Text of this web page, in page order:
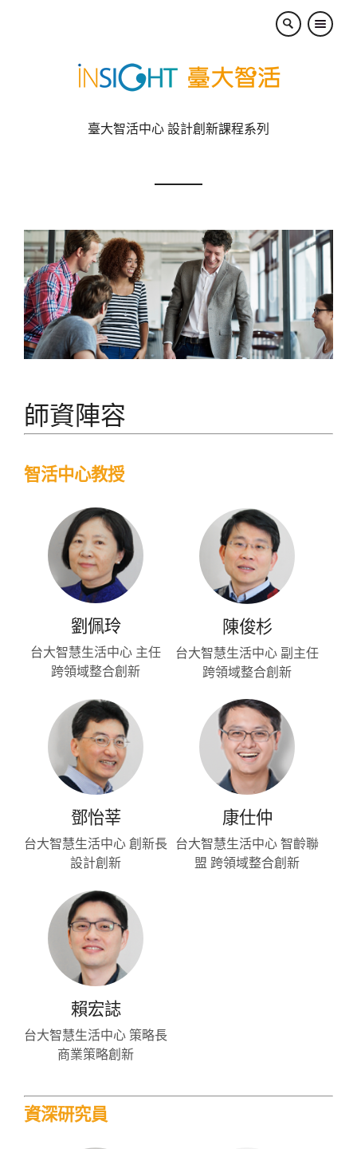
×
臺大智活中心 設計創新課程系列
師資陣容
智活中心教授
劉佩玲
台大智慧生活中心 主任
跨領域整合創新
陳俊杉
台大智慧生活中心 副主任
跨領域整合創新
鄧怡莘
台大智慧生活中心 創新長
設計創新
康仕仲
台大智慧生活中心 智齡聯
盟 跨領域整合創新
賴宏誌
台大智慧生活中心 策略長
商業策略創新
資深研究員